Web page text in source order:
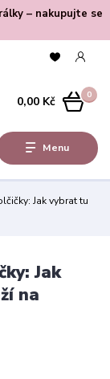
– nakupujte se
Menu
0
0,00 Kč
Jak vybrat tu
Jak
na